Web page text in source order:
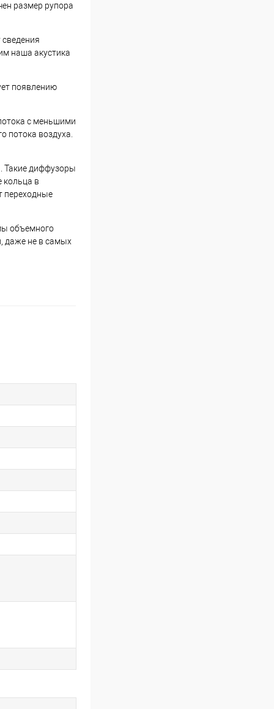
размер рупора
наша акустика
появлению
с меньшими
потока воздуха.
Такие диффузоры
кольца в
переходные
объемного
даже не в самых